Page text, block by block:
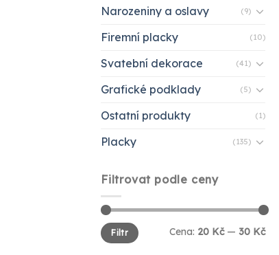
Narozeniny a oslavy (9)
Firemní placky (10)
Svatební dekorace (41)
Grafické podklady (5)
Ostatní produkty (1)
Placky (135)
Filtrovat podle ceny
Minimální
cena
Maximální
cenaFiltr Cena: 20 Kč— 30 Kč